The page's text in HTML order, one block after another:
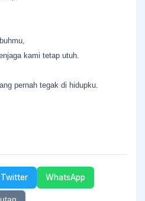
kami tetap utuh.
pernah tegak di hidupku.
Twitter WhatsApp